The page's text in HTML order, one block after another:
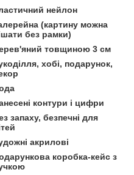
нейлон
(картину можна
без рамки)
товщиною 3 см
хобі, подарунок,
контури і цифри
запаху, безпечні для
акрилові
коробка-кейс з